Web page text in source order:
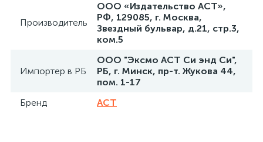
Производитель
ООО «Издательство АСТ»,
РФ, 129085, г. Москва,
Звездный бульвар, д.21, стр.3,
ком.5
Импортер в РБ
ООО "Эксмо АСТ Си энд Си",
РБ, г. Минск, пр-т. Жукова 44,
пом. 1-17
Бренд
АСТ